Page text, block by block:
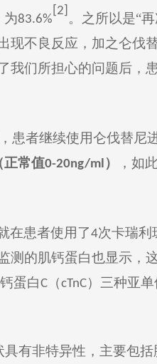
为83.6%
[2] 。之所以是“再
现不良反应，加之仑伐
我们所担心的问题后，
患者继续使用仑伐替尼
正常值0-20ng/ml ） ， 如
在患者使用了4次卡瑞利
测的肌钙蛋白也显示，
蛋白C （cTnC）三种亚
具有非特异性，主要包